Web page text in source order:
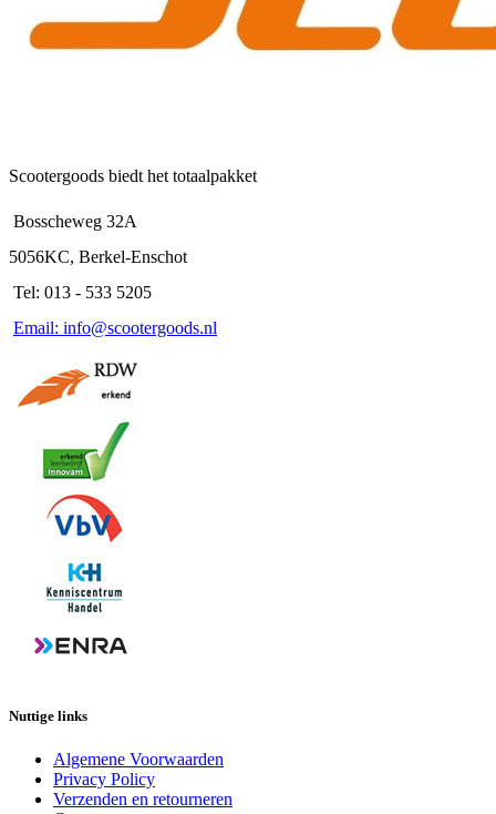
productpagina
Scootergoods biedt het totaalpakket
Bosscheweg 32A
5056KC, Berkel-Enschot
Tel: 013 - 533 5205
Email: info@scootergoods.nl
Nuttige links
Algemene Voorwaarden
Privacy Policy
Verzenden en retourneren